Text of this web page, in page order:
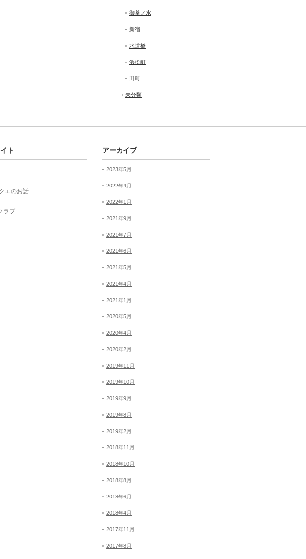
御茶ノ水
新宿
水道橋
浜松町
田町
未分類
ト
エのお話
ラブ
アーカイブ
2023年5月
2022年4月
2022年1月
2021年9月
2021年7月
2021年6月
2021年5月
2021年4月
2021年1月
2020年5月
2020年4月
2020年2月
2019年11月
2019年10月
2019年9月
2019年8月
2019年2月
2018年11月
2018年10月
2018年8月
2018年6月
2018年4月
2017年11月
2017年8月